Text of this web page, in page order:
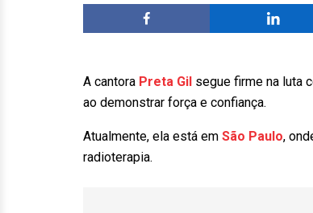
A cantora Preta Gil segue firme na luta
ao demonstrar força e confiança.
Atualmente, ela está em São Paulo,
radioterapia.